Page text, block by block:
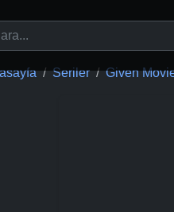
Seriler Given